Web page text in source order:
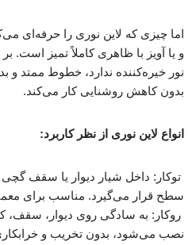
اما چیزی که لاین نوری را حرفه‌ای
و یا آویز با ظاهری کاملاً تمیز است.
نور خیره‌کننده ندارد، خطوط ممتد و
بدون کاهش روشنایی کار می‌کند.
انواع لاین نوری از نظر کاربرد:
توکار: داخل شیار دیوار یا سقف
سطح قرار می‌گیرد. مناسب برای
روکار: به سادگی روی دیوار، سقف،
نصب می‌شود، بدون تخریب و